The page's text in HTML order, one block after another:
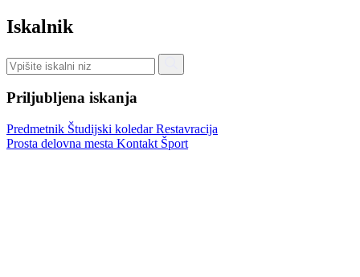
Iskalnik
Priljubljena iskanja
Predmetnik Študijski koledarRestavracija
Prosta delovna mesta Kontakt Šport